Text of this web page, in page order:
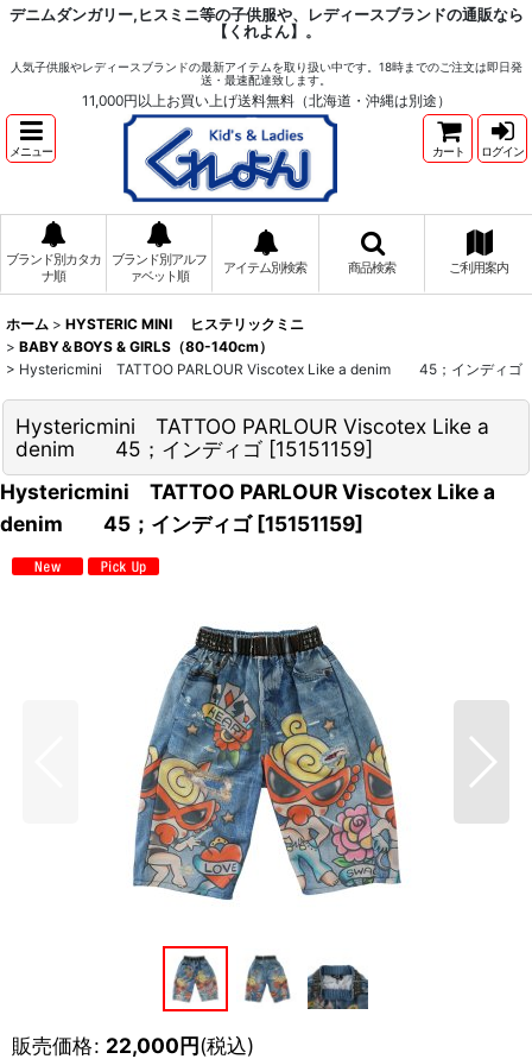
デニムダンガリー,ヒスミニ等の子供服や、レディースブランドの通販なら
【くれよん】。
人気子供服やレディースブランドの最新アイテムを取り扱い中です。18時までのご注文は即日発
送・最速配達致します。
11,000円以上お買い上げ送料無料（北海道・沖縄は別途）
メニュー カート ログイン
ブランド別カタカ
ナ順
ブランド別アルフ
ァベット順
アイテム別検索 商品検索 ご利用案内
ホーム > HYSTERIC MINI ヒステリックミニ
> BABY＆BOYS & GIRLS（80-140cm）
> Hystericmini TATTOO PARLOUR Viscotex Like a denim 45；インディゴ
Hystericmini TATTOO PARLOUR Viscotex Like a
denim 45；インディゴ [15151159]
Hystericmini TATTOO PARLOUR Viscotex Like a
denim 45；インディゴ [15151159]
販売価格: 22,000円(税込)